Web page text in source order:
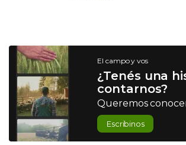
El campo y vos
¿Tenés una
contarnos?
Queremos
Escribinos